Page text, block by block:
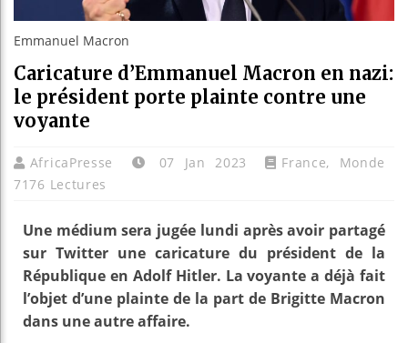
Emmanuel Macron
Caricature d’Emmanuel Macron en nazi:
le président porte plainte contre une
voyante
AfricaPresse 07 Jan 2023 France, Monde
7176 Lectures
Une médium sera jugée lundi après avoir partagé
sur Twitter une caricature du président de la
République en Adolf Hitler. La voyante a déjà fait
l’objet d’une plainte de la part de Brigitte Macron
dans une autre affaire.